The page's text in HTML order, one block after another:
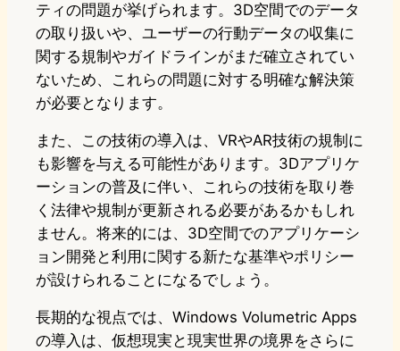
ティの問題が挙げられます。3D空間でのデータ
の取り扱いや、ユーザーの行動データの収集に
関する規制やガイドラインがまだ確立されてい
ないため、これらの問題に対する明確な解決策
が必要となります。
また、この技術の導入は、VRやAR技術の規制に
も影響を与える可能性があります。3Dアプリケ
ーションの普及に伴い、これらの技術を取り巻
く法律や規制が更新される必要があるかもしれ
ません。将来的には、3D空間でのアプリケーシ
ョン開発と利用に関する新たな基準やポリシー
が設けられることになるでしょう。
長期的な視点では、Windows Volumetric Apps
の導入は、仮想現実と現実世界の境界をさらに